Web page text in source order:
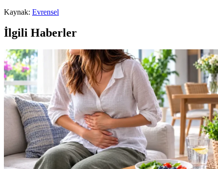
Kaynak: Evrensel
İlgili Haberler